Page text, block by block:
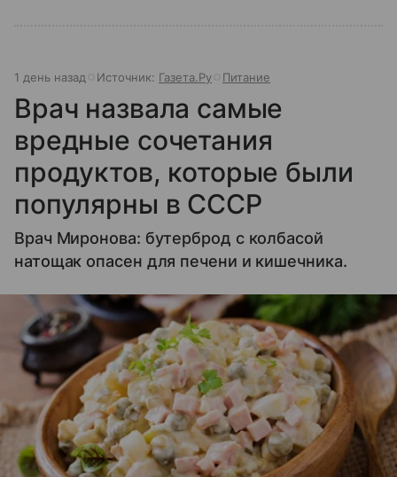
1 день назад Источник: Газета.Ру Питание
Врач назвала самые
вредные сочетания
продуктов, которые были
популярны в СССР
Врач Миронова: бутерброд с колбасой
натощак опасен для печени и кишечника.